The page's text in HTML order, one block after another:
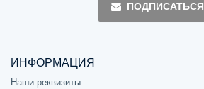
ПОДПИСАТЬСЯ
ИНФОРМАЦИЯ
Наши реквизиты